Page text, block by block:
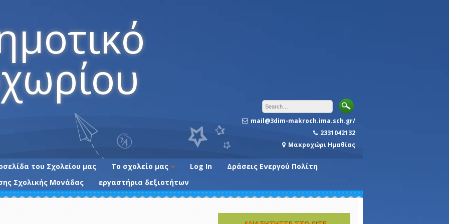
mail@3dim-makroch.ima.sch.gr/
2331042132
Μακροχώρι Ημαθίας
του Σχολείου μας
Το σχολείο μας
Οι εκπαιδευτικοί
του Σχολείου
Log In
Δράσεις Ενεργού Πολίτη
Σχολικής Μονάδας εργαστήρια δεξιοτήτων